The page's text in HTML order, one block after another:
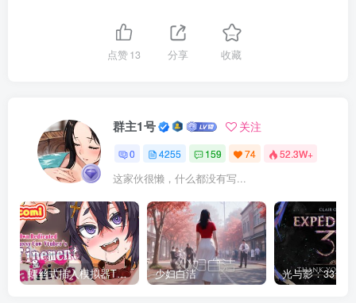
点赞13 分享 收藏
群主1号 关注
0 4255 159 74 52.3W+
这家伙很懒，什么都没有写...
螺丝式插入模拟器TMA02 少妇白洁